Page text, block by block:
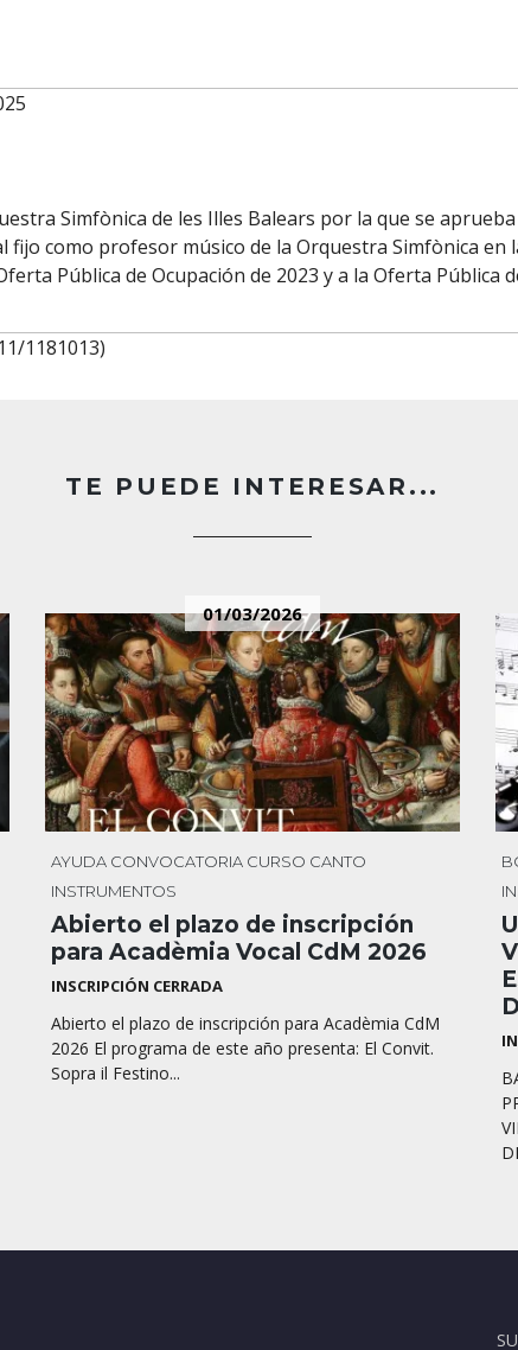
Simfònica de les Illes Balears por la que se
como profesor músico de la Orquestra Simfònica
Pública de Ocupación de 2023 y a la Oferta Pública
1181013)
TE PUEDE INTERESAR...
01/03/2026
AYUDA CONVOCATORIA CURSO CANTO
INSTRUMENTOS
Abierto el plazo de inscripción
para Acadèmia Vocal CdM 2026
INSCRIPCIÓN CERRADA
Abierto el plazo de inscripción para Acadèmia CdM
2026 El programa de este año presenta: El Convit.
Sopra il Festino...